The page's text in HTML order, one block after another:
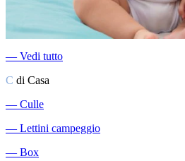
― Vedi tutto
C di Casa
― Culle
― Lettini campeggio
― Box